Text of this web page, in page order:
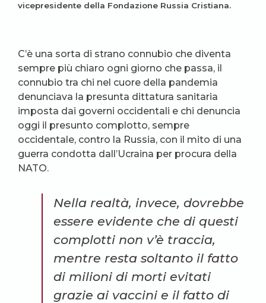
vicepresidente della Fondazione Russia Cristiana.
C’è una sorta di strano connubio che diventa
sempre più chiaro ogni giorno che passa, il
connubio tra chi nel cuore della pandemia
denunciava la presunta dittatura sanitaria
imposta dai governi occidentali e chi denuncia
oggi il presunto complotto, sempre
occidentale, contro la Russia, con il mito di una
guerra condotta dall’Ucraina per procura della
NATO.
Nella realtà, invece, dovrebbe
essere evidente che di questi
complotti non v’è traccia,
mentre resta soltanto il fatto
di milioni di morti evitati
grazie ai vaccini e il fatto di